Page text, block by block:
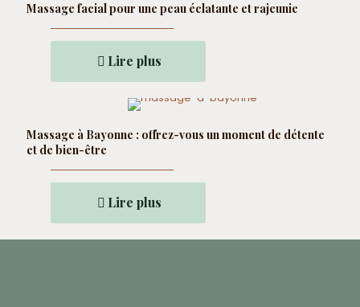
Massage facial pour une peau éclatante et rajeunie
Lire plus
Massage à Bayonne : offrez-vous un moment de détente
et de bien-être
Lire plus